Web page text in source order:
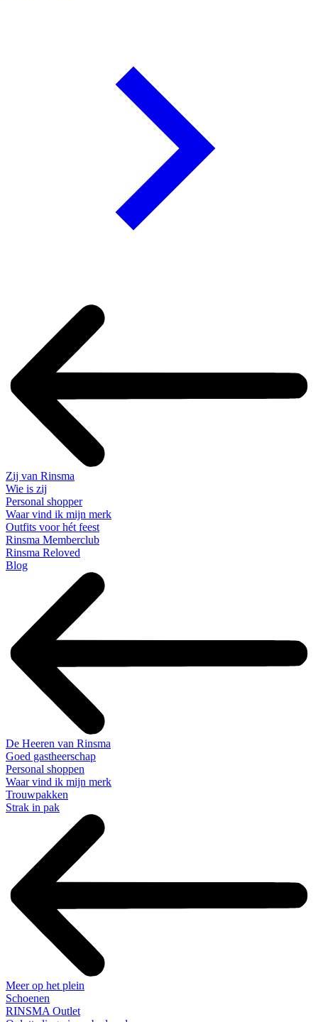
Zij van Rinsma
Wie is zij
Personal shopper
Waar vind ik mijn merk
Outfits voor hét feest
Rinsma Memberclub
Rinsma Reloved
Blog
De Heeren van Rinsma
Goed gastheerschap
Personal shoppen
Waar vind ik mijn merk
Trouwpakken
Strak in pak
Meer op het plein
Schoenen
RINSMA Outlet